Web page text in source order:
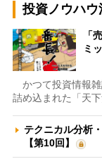
投資ノウハウ
「
ミ
かつて投資情報雑
詰め込まれた「天
テクニカル分析
【第10回】